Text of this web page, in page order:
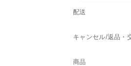
配送
キャンセル/返品・
商品